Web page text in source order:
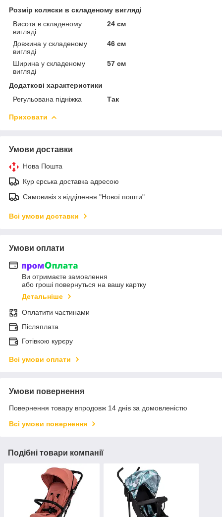
Розмір коляски в складеному вигляді
Висота в складеному
вигляді
24 см
Довжина у складеному
вигляді
46 см
Ширина у складеному
вигляді
57 см
Додаткові характеристики
Регульована підніжка
Так
Приховати
Умови доставки
Нова Пошта
Кур єрська доставка адресою
Самовивіз з відділення "Нової пошти"
Всі умови доставки
Умови оплати
Ви отримаєте замовлення
або гроші повернуться на вашу картку
Детальніше
Оплатити частинами
Післяплата
Готівкою курєру
Всі умови оплати
Умови повернення
Повернення товару впродовж 14 днів за домовленістю
Всі умови повернення
Подібні товари компанії